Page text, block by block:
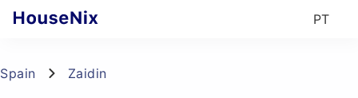
PT
Spain Zaidin